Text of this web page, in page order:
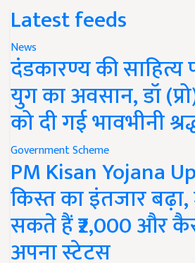
Latest feeds
News
दंडकारण्य की
युग का अवसान, डॉ
को दी गई भावभीनी
Government Scheme
PM Kisan Yojana
किस्त का इंतजार
सकते हैं ₹2,000 और
अपना स्टेटस